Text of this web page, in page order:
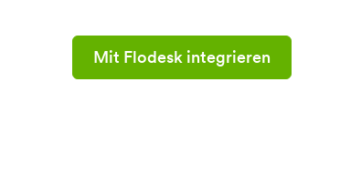
Mit Flodesk integrieren